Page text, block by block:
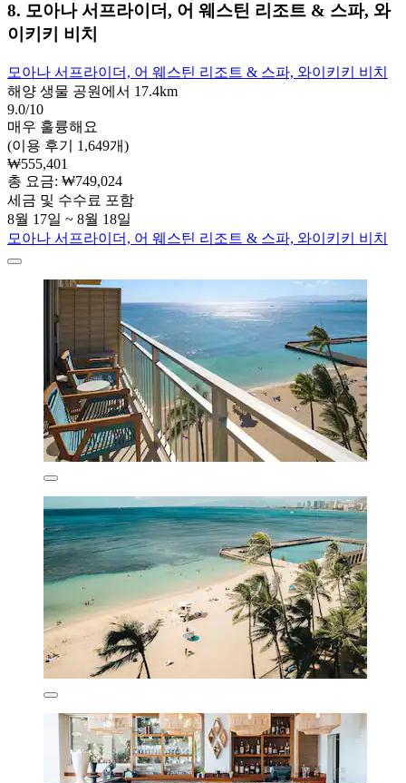
8. 모아나 서프라이더, 어 웨스틴 리조트 & 스파, 와
이키키 비치
모아나 서프라이더, 어 웨스틴 리조트 & 스파, 와이키키 비치
해양 생물 공원에서 17.4km
9.0/10
매우 훌륭해요
(이용 후기 1,649개)
₩555,401
총 요금: ₩749,024
세금 및 수수료 포함
8월 17일 ~ 8월 18일
모아나 서프라이더, 어 웨스틴 리조트 & 스파, 와이키키 비치